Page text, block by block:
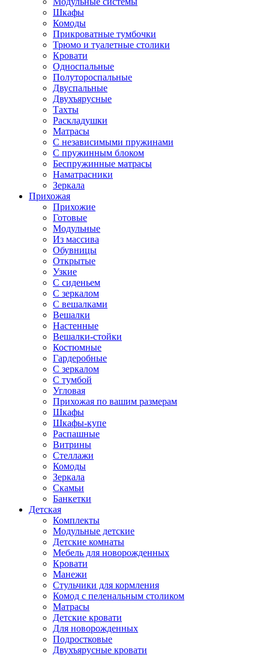
Шкафы
Комоды
Прикроватные тумбочки
Трюмо и туалетные столики
Кровати
Односпальные
Полутороспальные
Двуспальные
Двухъярусные
Тахты
Раскладушки
Матрасы
С независимыми пружинами
С пружинным блоком
Беспружинные матрасы
Наматрасники
Зеркала
Прихожая
Прихожие
Готовые
Модульные
Из массива
Обувницы
Открытые
Узкие
С сиденьем
С зеркалом
С вешалками
Вешалки
Настенные
Вешалки-стойки
Костюмные
Гардеробные
С зеркалом
С тумбой
Угловая
Прихожая по вашим размерам
Шкафы
Шкафы-купе
Распашные
Витрины
Стеллажи
Комоды
Зеркала
Скамьи
Банкетки
Детская
Комплекты
Модульные детские
Детские комнаты
Мебель для новорожденных
Кровати
Манежи
Стульчики для кормления
Комод с пеленальным столиком
Матрасы
Детские кровати
Для новорожденных
Подростковые
Двухъярусные кровати